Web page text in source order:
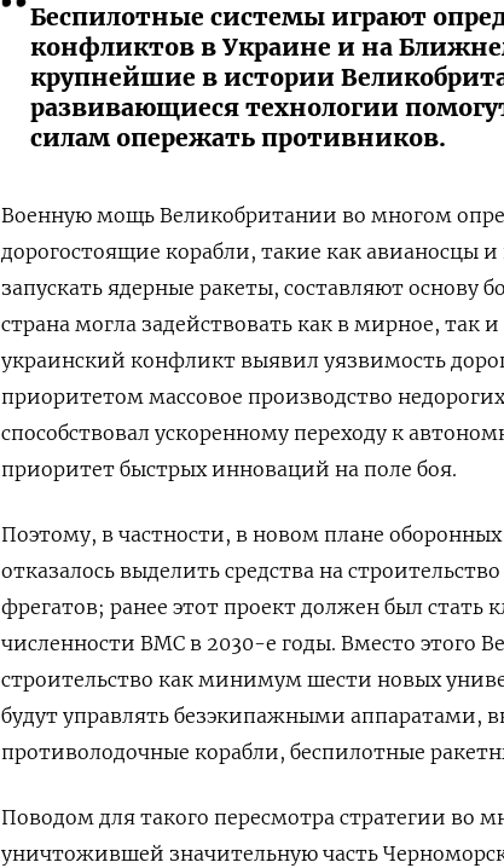
Беспилотные системы играют
конфликтов в Украине и на
крупнейшие в истории
развивающиеся технологии
силам опережать противников.
Военную мощь Великобритании во многом
дорогостоящие корабли, такие как авианосцы
запускать ядерные ракеты, составляют основу
страна могла задействовать как в мирное, так
украинский конфликт выявил уязвимость
приоритетом массовое производство
способствовал ускоренному переходу к
приоритет быстрых инноваций на поле боя.
Поэтому, в частности, в новом плане оборонных
отказалось выделить средства на
фрегатов; ранее этот проект должен был стать
численности ВМС в 2030-е годы. Вместо этого
строительство как минимум шести новых
будут управлять безэкипажными аппаратами,
противолодочные корабли, беспилотные
Поводом для такого пересмотра стратегии во
уничтожившей значительную часть